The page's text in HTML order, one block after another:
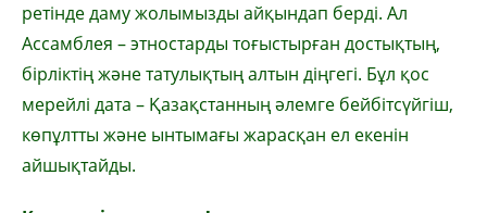
ретінде даму жолымызды айқындап берді. Ал
Ассамблея – этностарды тоғыстырған достықтың,
бірліктің және татулықтың алтын діңгегі. Бұл қос
мерейлі дата – Қазақстанның әлемге бейбітсүйгіш,
көпұлтты және ынтымағы жарасқан ел екенін
айшықтайды.